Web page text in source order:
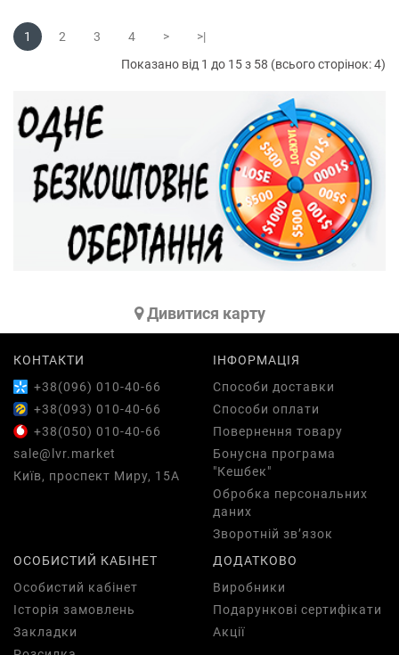
1 2 3 4 >
>|
Показано від 1 до 15 з 58 (всього сторінок: 4)
Дивитися карту
КОНТАКТИ
+38(096) 010-40-66
+38(093) 010-40-66
+38(050) 010-40-66
sale@lvr.market
Київ, проспект Миру, 15А
ІНФОРМАЦІЯ
Способи доставки
Способи оплати
Повернення товару
Бонусна програма
"Кешбек"
Обробка персональних
даних
Зворотній зв’язок
ОСОБИСТИЙ КАБІНЕТ
Особистий кабінет
Історія замовлень
Закладки
ДОДАТКОВО
Виробники
Подарункові сертифікати
Акції